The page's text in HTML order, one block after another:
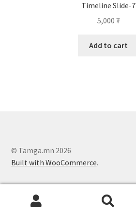
Timeline Slide-7
5,000 ₮
Add to cart
© Tamga.mn 2026
Built with WooCommerce.